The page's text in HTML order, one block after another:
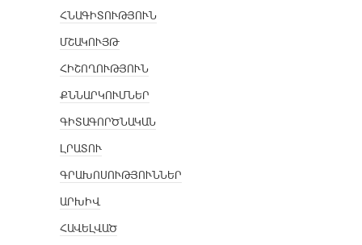
ՀՆԱԳԻՏՈՒԹՅՈՒՆ
ՄՇԱԿՈՒՅԹ
ՀԻՇՈՂՈՒԹՅՈՒՆ
ՔՆՆԱՐԿՈՒՄՆԵՐ
ԳԻՏԱԳՈՐԾՆԱԿԱՆ
ԼՐԱՏՈՒ
ԳՐԱԽՈՍՈՒԹՅՈՒՆՆԵՐ
ԱՐԽԻՎ
ՀԱՎԵԼՎԱԾ